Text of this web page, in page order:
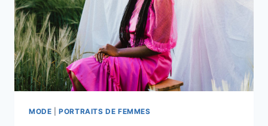
MODE |PORTRAITS DE FEMMES